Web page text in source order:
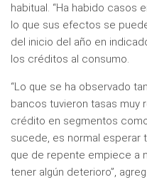
habitual. “Ha habido casos
lo que sus efectos se
del inicio del año en
los créditos al consumo.
“Lo que se ha observado
bancos tuvieron tasas
crédito en segmentos
sucede, es normal esperar
que de repente empiece a
tener algún deterioro”,